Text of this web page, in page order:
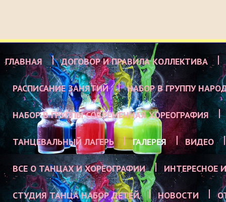
ГЛАВНАЯ ДОГОВОР И ПРАВИЛА КОЛЛЕКТИВА
РАСПИСАНИЕ ЗАНЯТИЙ НАБОР В ГРУППУ
НАБОР В ГРУППЫ СОВРЕМЕННАЯ ХОРЕОГРАФИЯ
ТАНЦЕВАЛЬНЫЙ ЛАГЕРЬ ГАЛЕРЕЯ ВИДЕО
ВСЕ О ТАНЦАХ И ХОРЕОГРАФИИ ИНТЕРЕСНОЕ
СТУДИЯ ТАНЦА НАБОР ДЕТЕЙ НОВОСТИ